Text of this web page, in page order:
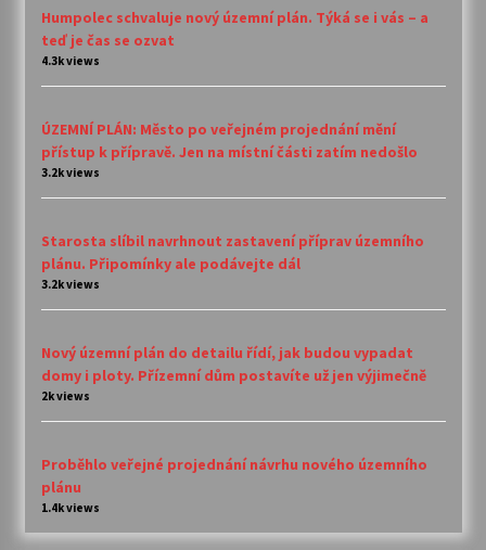
Humpolec schvaluje nový územní plán. Týká se i vás – a
teď je čas se ozvat
4.3k views
ÚZEMNÍ PLÁN: Město po veřejném projednání mění
přístup k přípravě. Jen na místní části zatím nedošlo
3.2k views
Starosta slíbil navrhnout zastavení příprav územního
plánu. Připomínky ale podávejte dál
3.2k views
Nový územní plán do detailu řídí, jak budou vypadat
domy i ploty. Přízemní dům postavíte už jen výjimečně
2k views
Proběhlo veřejné projednání návrhu nového územního
plánu
1.4k views